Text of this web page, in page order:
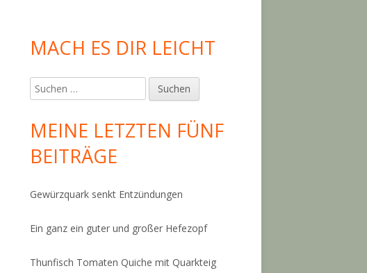
MACH ES DIR LEICHT
Suchen
nach:
MEINE LETZTEN FÜNF
BEITRÄGE
Gewürzquark senkt Entzündungen
Ein ganz ein guter und großer Hefezopf
Thunfisch Tomaten Quiche mit Quarkteig